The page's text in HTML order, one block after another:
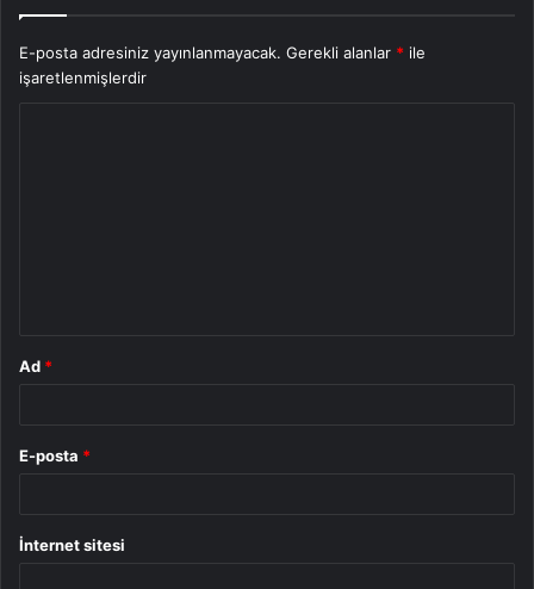
E-posta adresiniz yayınlanmayacak. Gerekli alanlar * ile
işaretlenmişlerdir
Ad *
E-posta *
İnternet sitesi